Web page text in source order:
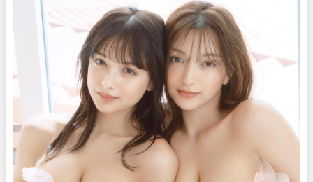
う“もえぴ”のグラビア撮影に最
高画質で没入密着！【メイキン
グ】（2024年08月30日） | ヤン
ジャンTV【集英社ヤングジャン
プ公式】さんより
ch【KADOKAWAドラゴンエイ
ジ公式CH】さんより